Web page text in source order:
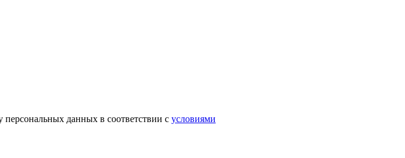
данных в соответствии с условиями